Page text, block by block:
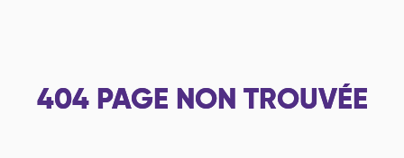
404 PAGE NON TROUVÉE